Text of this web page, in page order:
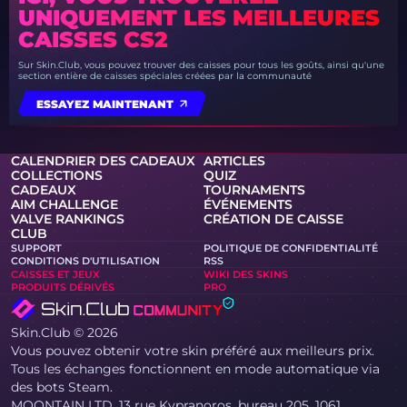
UNIQUEMENT LES MEILLEURES
CAISSES CS2
Sur Skin.Club, vous pouvez trouver des caisses pour tous les goûts, ainsi qu'une
section entière de caisses spéciales créées par la communauté
ESSAYEZ MAINTENANT
CALENDRIER DES CADEAUX ARTICLES
COLLECTIONS
QUIZ
CADEAUX
TOURNAMENTS
AIM CHALLENGE
ÉVÉNEMENTS
VALVE RANKINGS
CRÉATION DE CAISSE
CLUB
SUPPORT
POLITIQUE DE CONFIDENTIALITÉ
CONDITIONS D'UTILISATION
RSS
CAISSES ET JEUX
WIKI DES SKINS
PRODUITS DÉRIVÉS
PRO
Skin.Club © 2026
Vous pouvez obtenir votre skin préféré aux meilleurs prix.
Tous les échanges fonctionnent en mode automatique via
des bots Steam.